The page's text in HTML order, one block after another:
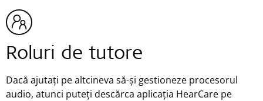
Roluri de tutore
Dacă ajutați pe altcineva să-și gestioneze procesorul
audio, atunci puteți descărca aplicația HearCare pe